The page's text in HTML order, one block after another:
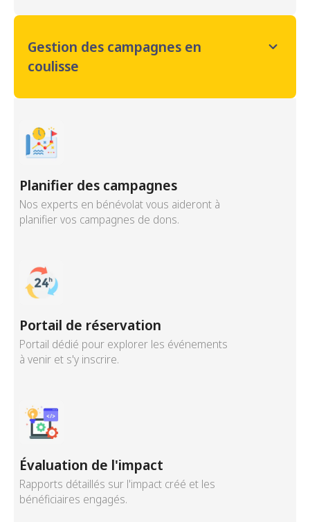
Gestion des campagnes en
coulisse
Planifier des campagnes
Nos experts en bénévolat vous aideront à
planifier vos campagnes de dons.
Portail de réservation
Portail dédié pour explorer les événements
à venir et s'y inscrire.
Évaluation de l'impact
Rapports détaillés sur l'impact créé et les
bénéficiaires engagés.